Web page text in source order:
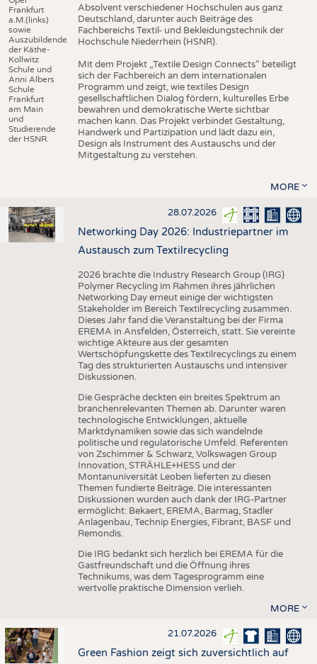
Frankfurt
a.M.(links)
sowie
Auszubildende
der Käthe-
Kollwitz
Schule und
Anni Albers
Schule
Frankfurt
am Main
und
Studierende
der HSNR.
Absolvent verschiedener Hochschulen aus ganz
Deutschland, darunter auch Beiträge des
Fachbereichs Textil- und Bekleidungstechnik der
Hochschule Niederrhein (HSNR).
Mit dem Projekt „Textile Design Connects“ beteiligt
sich der Fachbereich an dem internationalen
Programm und zeigt, wie textiles Design
gesellschaftlichen Dialog fördern, kulturelles Erbe
bewahren und demokratische Werte sichtbar
machen kann. Das Projekt verbindet Gestaltung,
Handwerk und Partizipation und lädt dazu ein,
Design als Instrument des Austauschs und der
Mitgestaltung zu verstehen.
MORE
28.07.2026
Networking Day 2026: Industriepartner im
Austausch zum Textilrecycling
2026 brachte die Industry Research Group (IRG)
Polymer Recycling im Rahmen ihres jährlichen
Networking Day erneut einige der wichtigsten
Stakeholder im Bereich Textilrecycling zusammen.
Dieses Jahr fand die Veranstaltung bei der Firma
EREMA in Ansfelden, Österreich, statt. Sie vereinte
wichtige Akteure aus der gesamten
Wertschöpfungskette des Textilrecyclings zu einem
Tag des strukturierten Austauschs und intensiver
Diskussionen.
Die Gespräche deckten ein breites Spektrum an
branchenrelevanten Themen ab. Darunter waren
technologische Entwicklungen, aktuelle
Marktdynamiken sowie das sich wandelnde
politische und regulatorische Umfeld. Referenten
von Zschimmer & Schwarz, Volkswagen Group
Innovation, STRÄHLE+HESS und der
Montanuniversität Leoben lieferten zu diesen
Themen fundierte Beiträge. Die interessanten
Diskussionen wurden auch dank der IRG-Partner
ermöglicht: Bekaert, EREMA, Barmag, Stadler
Anlagenbau, Technip Energies, Fibrant, BASF und
Remondis.
Die IRG bedankt sich herzlich bei EREMA für die
Gastfreundschaft und die Öffnung ihres
Technikums, was dem Tagesprogramm eine
wertvolle praktische Dimension verlieh.
MORE
21.07.2026
Green Fashion zeigt sich zuversichtlich auf